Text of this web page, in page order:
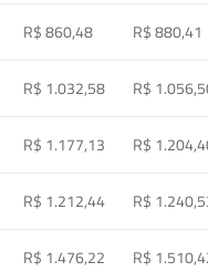
R$ 860,48 R$ 880,41
R$ 1.032,58 R$
R$ 1.177,13 R$
R$ 1.212,44 R$
R$ 1.476,22 R$